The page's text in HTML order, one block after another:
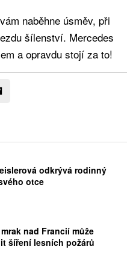
naběhne úsměv, při
šílenství. Mercedes
a opravdu stojí za to!
odkrývá rodinný
otce
nad Francií může
šíření lesních požárů